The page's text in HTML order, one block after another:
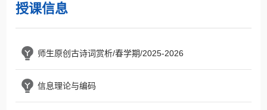
授课信息
师生原创古诗词赏析/春学期/2025-2026
信息理论与编码